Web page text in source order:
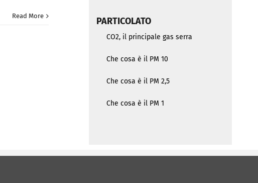
Read More PARTICOLATO
CO2, il principale gas serra
Che cosa è il PM 10
Che cosa è il PM 2,5
Che cosa è il PM 1